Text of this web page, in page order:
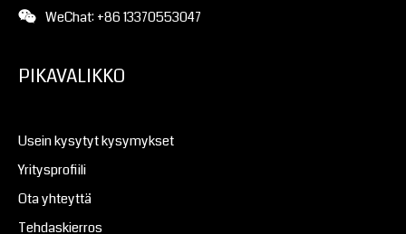
WeChat: +86 13370553047
PIKAVALIKKO
Usein kysytyt kysymykset
Yritysprofiili
Ota yhteyttä
Tehdaskierros